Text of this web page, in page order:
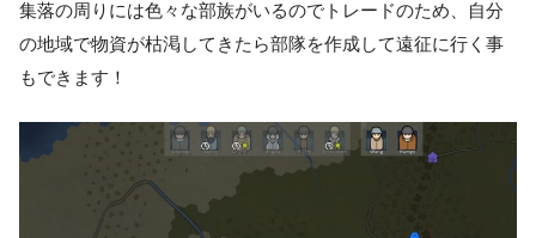
集落の周りには色々な部族がいるのでトレードのため、自分
の地域で物資が枯渇してきたら部隊を作成して遠征に行く事
もできます！